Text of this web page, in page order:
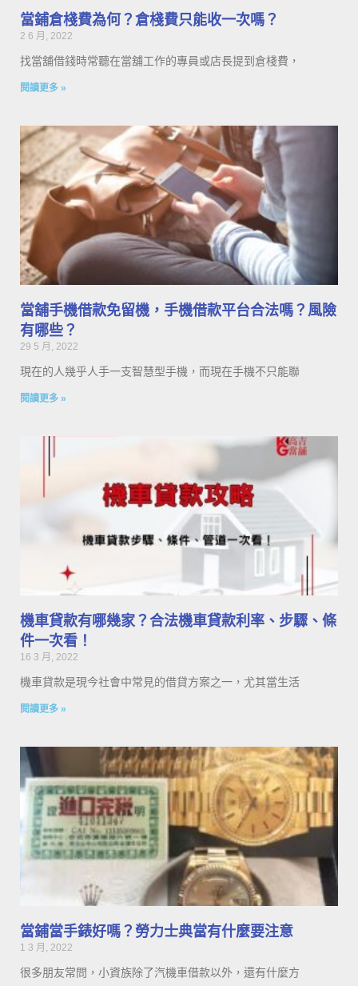
當鋪倉棧費為何？倉棧費只能收一次嗎？
2 6 月, 2022
找當舖借錢時常聽在當舖工作的專員或店長提到倉棧費，
閱讀更多 »
當舖手機借款免留機，手機借款平台合法嗎？風險
有哪些？
29 5 月, 2022
現在的人幾乎人手一支智慧型手機，而現在手機不只能聯
閱讀更多 »
機車貸款有哪幾家？合法機車貸款利率、步驟、條
件一次看！
16 3 月, 2022
機車貸款是現今社會中常見的借貸方案之一，尤其當生活
閱讀更多 »
當鋪當手錶好嗎？勞力士典當有什麼要注意
1 3 月, 2022
很多朋友常問，小資族除了汽機車借款以外，還有什麼方